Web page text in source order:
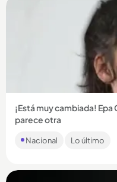
¡Está muy cambiada!
parece otra
Tras varios rumores
fato actual de la
Nacional Lo último